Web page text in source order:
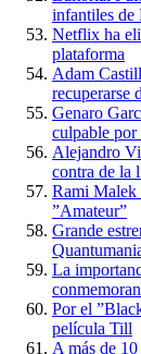
infantiles de
Netflix ha
plataforma
Adam
recuperarse
Genaro
culpable por
Alejandro
contra de la
Rami Malek
”Amateur”
Grande
La
Por el
película Till
A más de